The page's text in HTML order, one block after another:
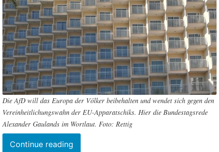
Die AfD will das Europa der Völker beibehalten und wendet sich gegen den
Vereinheitlichungswahn der EU-Apparatschiks. Hier die Bundestagsrede
Alexander Gaulands im Wortlaut. Foto: Rettig
Continue reading